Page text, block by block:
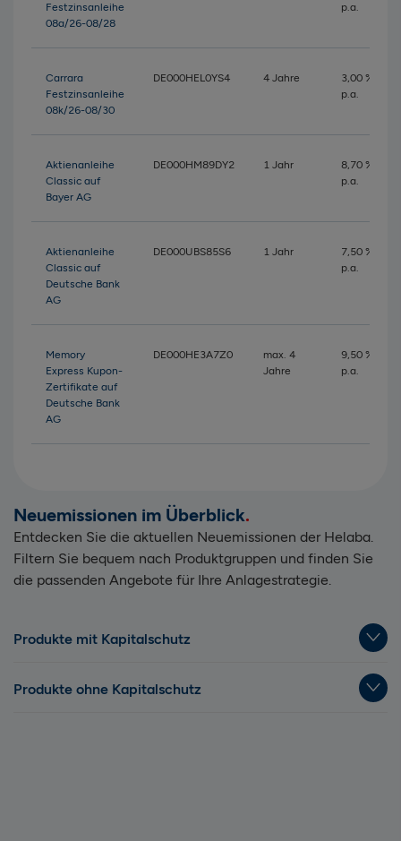
Festzinsanleihe
08a/26-08/28
p.a.
Carrara
Festzinsanleihe
08k/26-08/30
DE000HEL0YS4 4 Jahre
3,00 %
p.a.
Aktienanleihe
Classic auf
Bayer AG
DE000HM89DY2 1 Jahr
8,70 %
p.a.
Aktienanleihe
Classic auf
Deutsche Bank
AG
DE000UBS85S6 1 Jahr
7,50 %
p.a.
Memory
Express Kupon-
Zertifikate auf
Deutsche Bank
AG
DE000HE3A7Z0
max. 4
Jahre
9,50 %
p.a.
Neuemissionen im Überblick
Entdecken Sie die aktuellen Neuemissionen der Helaba.
Filtern Sie bequem nach Produktgruppen und finden Sie
die passenden Angebote für Ihre Anlagestrategie.
Produkte mit Kapitalschutz
Produkte ohne Kapitalschutz